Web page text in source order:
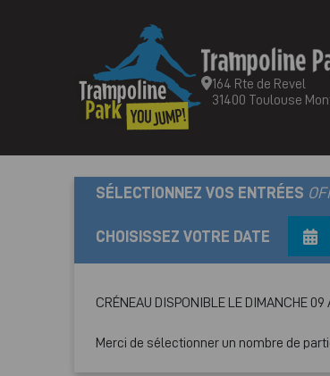
164 Rte de Revel
31400 Toulouse
SÉLECTIONNEZ VOS ENTRÉES
CHOISISSEZ VOTRE DATE
CRÉNEAU DISPONIBLE LE DIMANCHE 09
Merci de sélectionner un nombre de